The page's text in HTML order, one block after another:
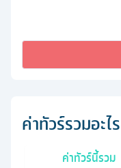
ค่าทัวร์รวมอะไร
ค่าทัวร์นี้รวม